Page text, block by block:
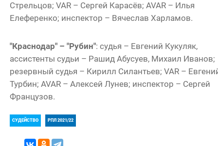
Стрельцов; VAR – Сергей Карасёв; AVAR – Илья
Елеференко; инспектор – Вячеслав Харламов.
"Краснодар" – "Рубин": судья – Евгений Кукуляк,
ассистенты судьи – Рашид Абусуев, Михаил Иванов;
резервный судья – Кирилл Силантьев; VAR –
Турбин; AVAR – Алексей Лунев; инспектор – Сергей
Французов.
СУДЕЙСТВО РПЛ 2021/22